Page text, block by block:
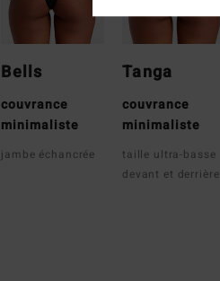
Bells
couvrance
minimaliste
jambe échancrée
Tanga
couvrance
minimaliste
taille ultra-basse
devant et derrière